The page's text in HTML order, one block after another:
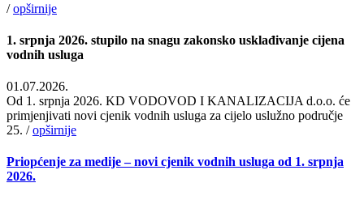
/opširnije
1. srpnja 2026. stupilo na snagu zakonsko usklađivanje cijena
vodnih usluga
01.07.2026.
Od 1. srpnja 2026. KD VODOVOD I KANALIZACIJA d.o.o. će
primjenjivati novi cjenik vodnih usluga za cijelo uslužno područje
25. /opširnije
Priopćenje za medije – novi cjenik vodnih usluga od 1. srpnja
2026.